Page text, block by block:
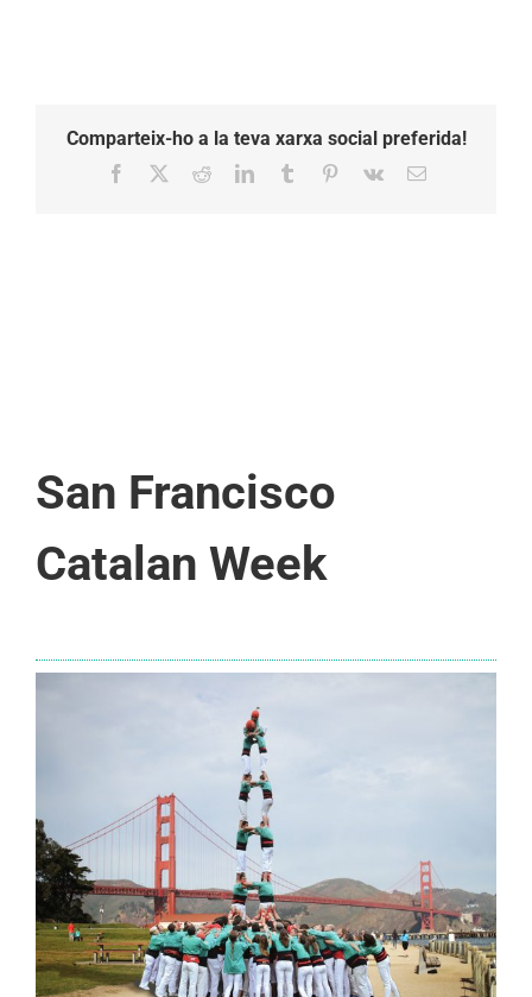
Comparteix-ho a la teva xarxa social preferida!
Facebook RedditLinkedInTumblr Pinterest
Vk Email:
San Francisco
Catalan Week